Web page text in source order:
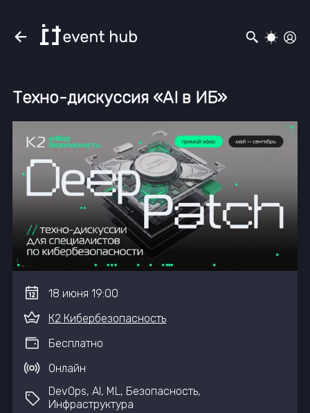
Техно-дискуссия «AI в ИБ»
18 июня 19:00
К2 Кибербезопасность
Бесплатно
Онлайн
DevOps, AI, ML, Безопасность,
Инфраструктура